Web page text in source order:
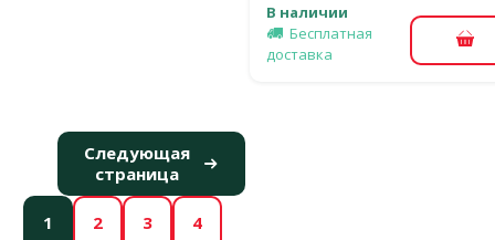
В наличии
Бесплатная
доставка
В
1 2 3 4
Следующая
страница